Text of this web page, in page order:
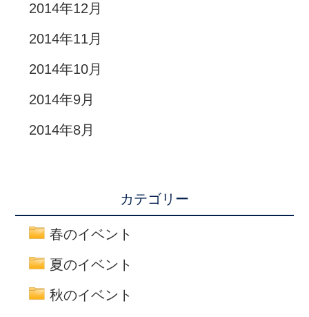
2014年12月
2014年11月
2014年10月
2014年9月
2014年8月
カテゴリー
春のイベント
夏のイベント
秋のイベント